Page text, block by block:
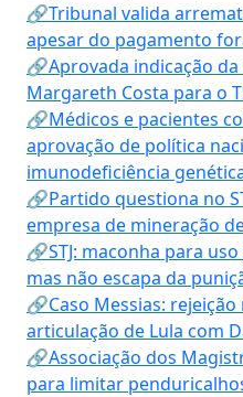
🔗Tribunal valida
apesar do pagamento
🔗Aprovada indicação
Margareth Costa para o
🔗Médicos e pacientes
aprovação de política
imunodeficiência
🔗Partido questiona no
empresa de mineração
🔗STJ: maconha para
mas não escapa da
🔗Caso Messias:
articulação de Lula com
🔗Associação dos
para limitar